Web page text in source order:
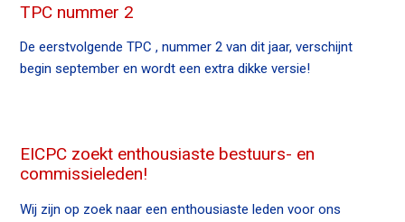
TPC nummer 2
De eerstvolgende TPC , nummer 2 van dit jaar, verschijnt
begin september en wordt een extra dikke versie!
EICPC zoekt enthousiaste bestuurs- en
commissieleden!
Wij zijn op zoek naar een enthousiaste leden voor ons